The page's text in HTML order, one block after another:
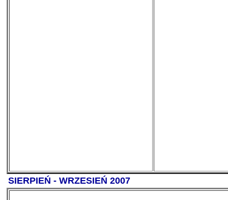
SIERPIEŃ - WRZESIEŃ 2007